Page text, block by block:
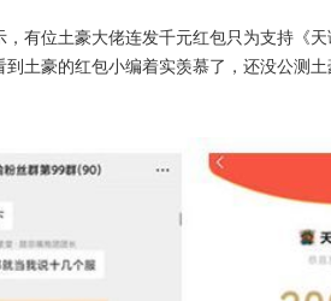
，有位土豪大佬连发千元红包只为支持《
土豪的红包小编着实羡慕了，还没公测